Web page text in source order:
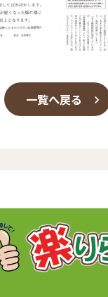
一覧へ戻る